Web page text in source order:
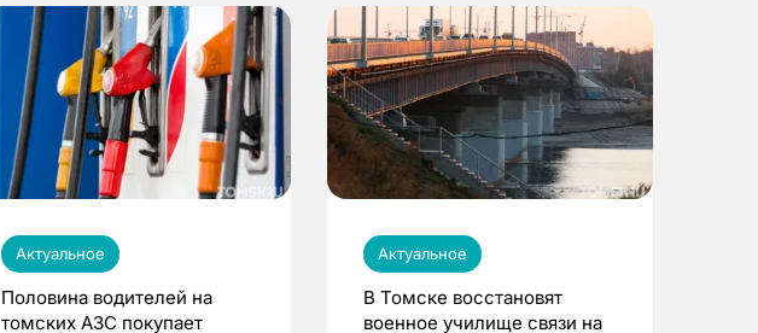
Актуальное
Половина водителей на
томских АЗС покупает
Актуальное
В Томске восстановят
военное училище связи на